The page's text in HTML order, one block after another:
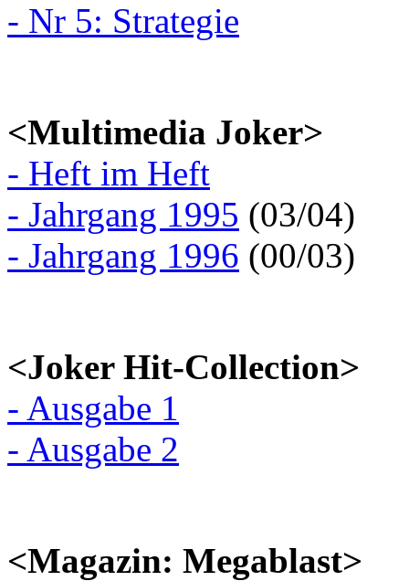
- Nr 5: Strategie
<Multimedia Joker>
- Heft im Heft
- Jahrgang 1995 (03/04)
- Jahrgang 1996 (00/03)
<Joker Hit-Collection>
- Ausgabe 1
- Ausgabe 2
<Magazin: Megablast>